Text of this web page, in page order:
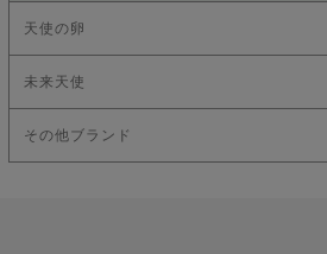
天使の卵
未来天使
その他ブランド